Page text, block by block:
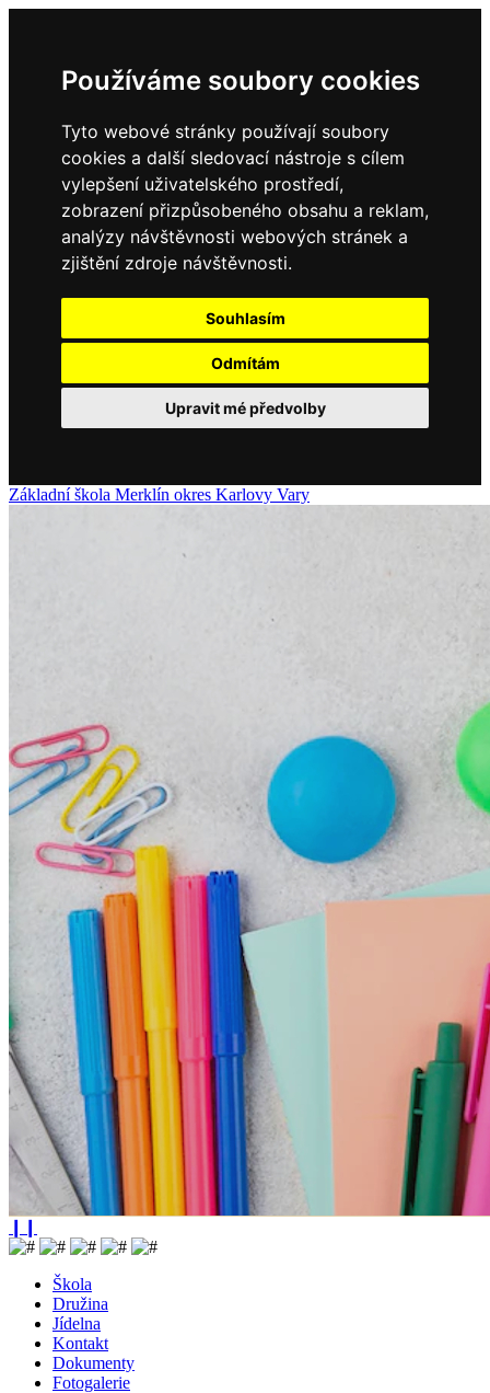
Používáme soubory cookies
Tyto webové stránky používají soubory
cookies a další sledovací nástroje s cílem
vylepšení uživatelského prostředí,
zobrazení přizpůsobeného obsahu a reklam,
analýzy návštěvnosti webových stránek a
zjištění zdroje návštěvnosti.
Souhlasím
Odmítám
Upravit mé předvolby
Základníškola Merklín okres Karlovy Vary
Škola
Družina
Jídelna
Kontakt
Dokumenty
Fotogalerie